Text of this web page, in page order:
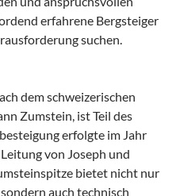
erfahrene Bergsteiger
suchen.
dem schweizerischen
Zumstein, ist Teil des
erfolgte im Jahr
von Joseph und
bietet nicht nur
auch technisch